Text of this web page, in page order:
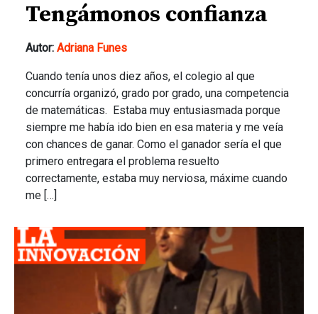
Tengámonos confianza
Autor: Adriana Funes
Cuando tenía unos diez años, el colegio al que
concurría organizó, grado por grado, una competencia
de matemáticas. Estaba muy entusiasmada porque
siempre me había ido bien en esa materia y me veía
con chances de ganar. Como el ganador sería el que
primero entregara el problema resuelto
correctamente, estaba muy nerviosa, máxime cuando
me […]